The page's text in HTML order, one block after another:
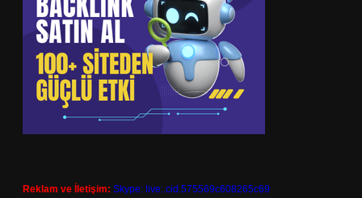
Reklam ve İletişim: Skype: live:.cid.575569c608265c69